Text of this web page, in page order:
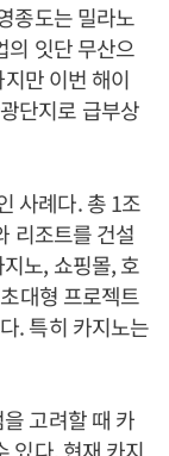
종도는 밀라노
의 잇단 무산으
만 이번 해이
단지로 급부상
사례다. 총 1조
리조트를 건설
노, 쇼핑몰, 호
대형 프로젝트
. 특히 카지노는
고려할 때 카